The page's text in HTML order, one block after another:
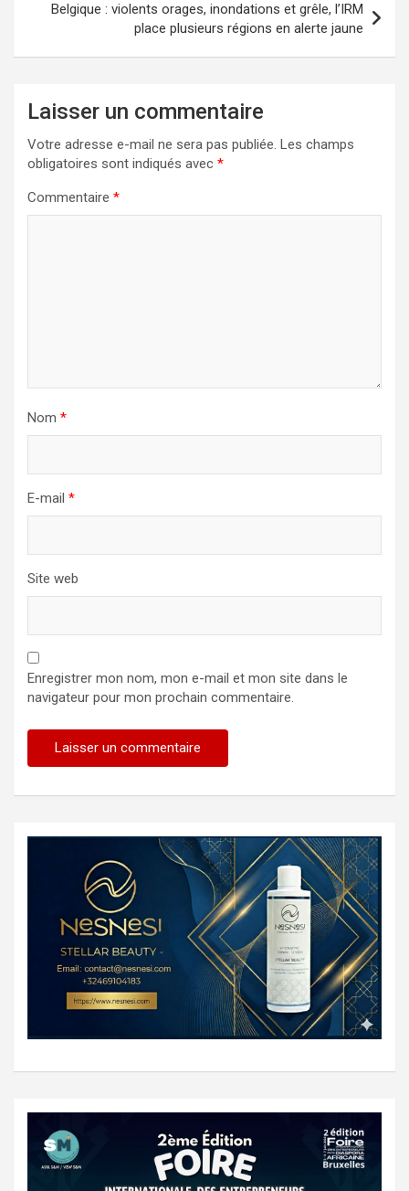
Belgique : violents orages, inondations et grêle, l’IRM
place plusieurs régions en alerte jaune
Laisser un commentaire
Votre adresse e-mail ne sera pas publiée. Les champs
obligatoires sont indiqués avec *
Commentaire *
Nom *
E-mail *
Site web
Enregistrer mon nom, mon e-mail et mon site dans le
navigateur pour mon prochain commentaire.